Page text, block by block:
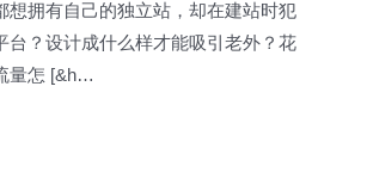
想拥有自己的独立站，却在建站时犯
台？设计成什么样才能吸引老外？花
量怎 [&h…